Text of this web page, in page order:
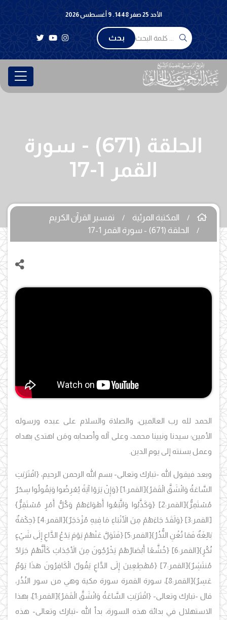
الأحد 25 صفر 1448 . 9 أغسطس 2026
بحث
الحلقة (671) - سورة
القمر 1-17
المكتبة المرئية
تفسير القرآن الكريم
الحلقة (671) - سورة القمر 1-17
الحمد لله رب العالمين، والصلاة والسلام على عبده ورسوله
الأمين؛ سيدنا ونبينا محمد، وعلى آله وأصحابه ومَن اهتدى بهداه
وعمل بسنته إلى يوم الدين.
وبعد فيقول الله -تبارك وتعالى- بسم الله الرحمن الرحيم، {اقْتَرَبَتِ
السَّاعَةُ وَانْشَقَّ الْقَمَرُ}[القمر:1]
{وَإِنْ يَرَوْا آيَةً يُعْرِضُوا وَيَقُولُوا سِحْرٌ
مُسْتَمِرٌّ}[القمر:2]
{وَكَذَّبُوا وَاتَّبَعُوا أَهْوَاءَهُمْ وَكُلُّ أَمْرٍ مُسْتَقِرٌّ}
[القمر:3]
{وَلَقَدْ جَاءَهُمْ مِنَ الأَنْبَاءِ مَا فِيهِ مُزْدَجَرٌ}[القمر:4]
{حِكْمَةٌ
بَالِغَةٌ فَمَا تُغْنِ النُّذُرُ}[القمر:5]
{فَتَوَلَّ عَنْهُمْ يَوْمَ يَدْعُ الدَّاعِ إِلَى شَيْءٍ
نُكُرٍ}[القمر:6]
{خُشَّعًا أَبْصَارُهُمْ يَخْرُجُونَ مِنَ الأَجْدَاثِ كَأَنَّهُمْ جَرَادٌ
مُنتَشِرٌ}[القمر:7]
{مُهْطِعِينَ إِلَى الدَّاعِ يَقُولُ الْكَافِرُونَ هَذَا يَوْمٌ
عَسِرٌ}
[القمر:8]، سورة القمرة سورة مكية وهي من سور النُذُر،
قال -تبارك وتعالى-{اقْتَرَبَتِ السَّاعَةُ وَانْشَقَّ الْقَمَرُ}
[القمر:1]، بهذا
الاستهلال في بدائة هذه السورة، بدأ الله -تبارك وتعالى- هذه